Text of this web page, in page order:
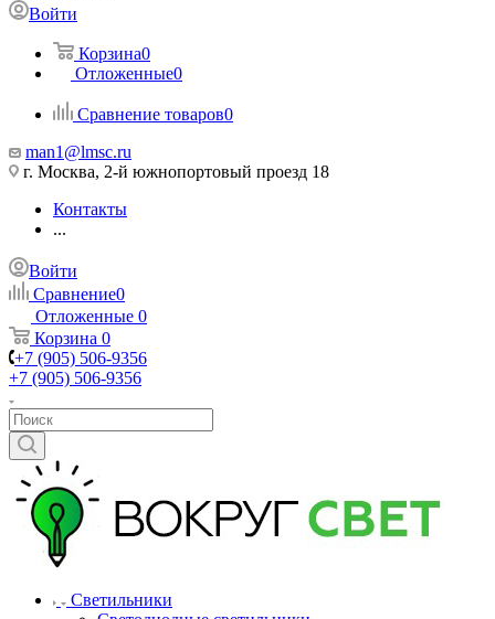
Войти
Корзина0
Отложенные0
Сравнение товаров0
man1@lmsc.ru
г. Москва, 2-й южнопортовый проезд 18
Контакты
...
Войти
Сравнение0
Отложенные 0
Корзина 0
+7 (905) 506-9356
+7 (905) 506-9356
Светильники